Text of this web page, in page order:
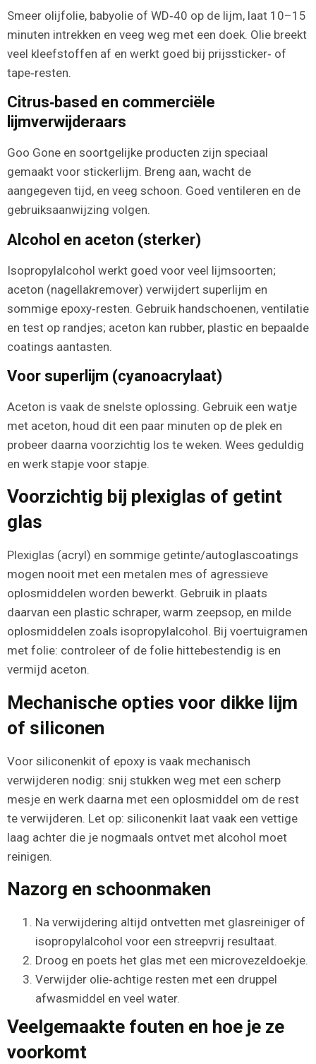
Smeer olijfolie, babyolie of WD‑40 op de lijm, laat 10–15
minuten intrekken en veeg weg met een doek. Olie breekt
veel kleefstoffen af en werkt goed bij prijssticker‑ of
tape‑resten.
Citrus‑based en commerciële
lijmverwijderaars
Goo Gone en soortgelijke producten zijn speciaal
gemaakt voor stickerlijm. Breng aan, wacht de
aangegeven tijd, en veeg schoon. Goed ventileren en de
gebruiksaanwijzing volgen.
Alcohol en aceton (sterker)
Isopropylalcohol werkt goed voor veel lijmsoorten;
aceton (nagellakremover) verwijdert superlijm en
sommige epoxy‑resten. Gebruik handschoenen, ventilatie
en test op randjes; aceton kan rubber, plastic en bepaalde
coatings aantasten.
Voor superlijm (cyanoacrylaat)
Aceton is vaak de snelste oplossing. Gebruik een watje
met aceton, houd dit een paar minuten op de plek en
probeer daarna voorzichtig los te weken. Wees geduldig
en werk stapje voor stapje.
Voorzichtig bij plexiglas of getint
glas
Plexiglas (acryl) en sommige getinte/autoglascoatings
mogen nooit met een metalen mes of agressieve
oplosmiddelen worden bewerkt. Gebruik in plaats
daarvan een plastic schraper, warm zeepsop, en milde
oplosmiddelen zoals isopropylalcohol. Bij voertuigramen
met folie: controleer of de folie hittebestendig is en
vermijd aceton.
Mechanische opties voor dikke lijm
of siliconen
Voor siliconenkit of epoxy is vaak mechanisch
verwijderen nodig: snij stukken weg met een scherp
mesje en werk daarna met een oplosmiddel om de rest
te verwijderen. Let op: siliconenkit laat vaak een vettige
laag achter die je nogmaals ontvet met alcohol moet
reinigen.
Nazorg en schoonmaken
Na verwijdering altijd ontvetten met glasreiniger of
isopropylalcohol voor een streepvrij resultaat.
Droog en poets het glas met een microvezeldoekje.
Verwijder olie‑achtige resten met een druppel
afwasmiddel en veel water.
Veelgemaakte fouten en hoe je ze
voorkomt